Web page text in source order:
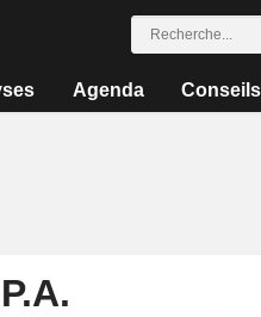
Agenda Conseils